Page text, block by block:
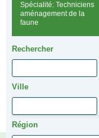
Spécialité: Techniciens
aménagement de la
faune
Rechercher
Ville
Région